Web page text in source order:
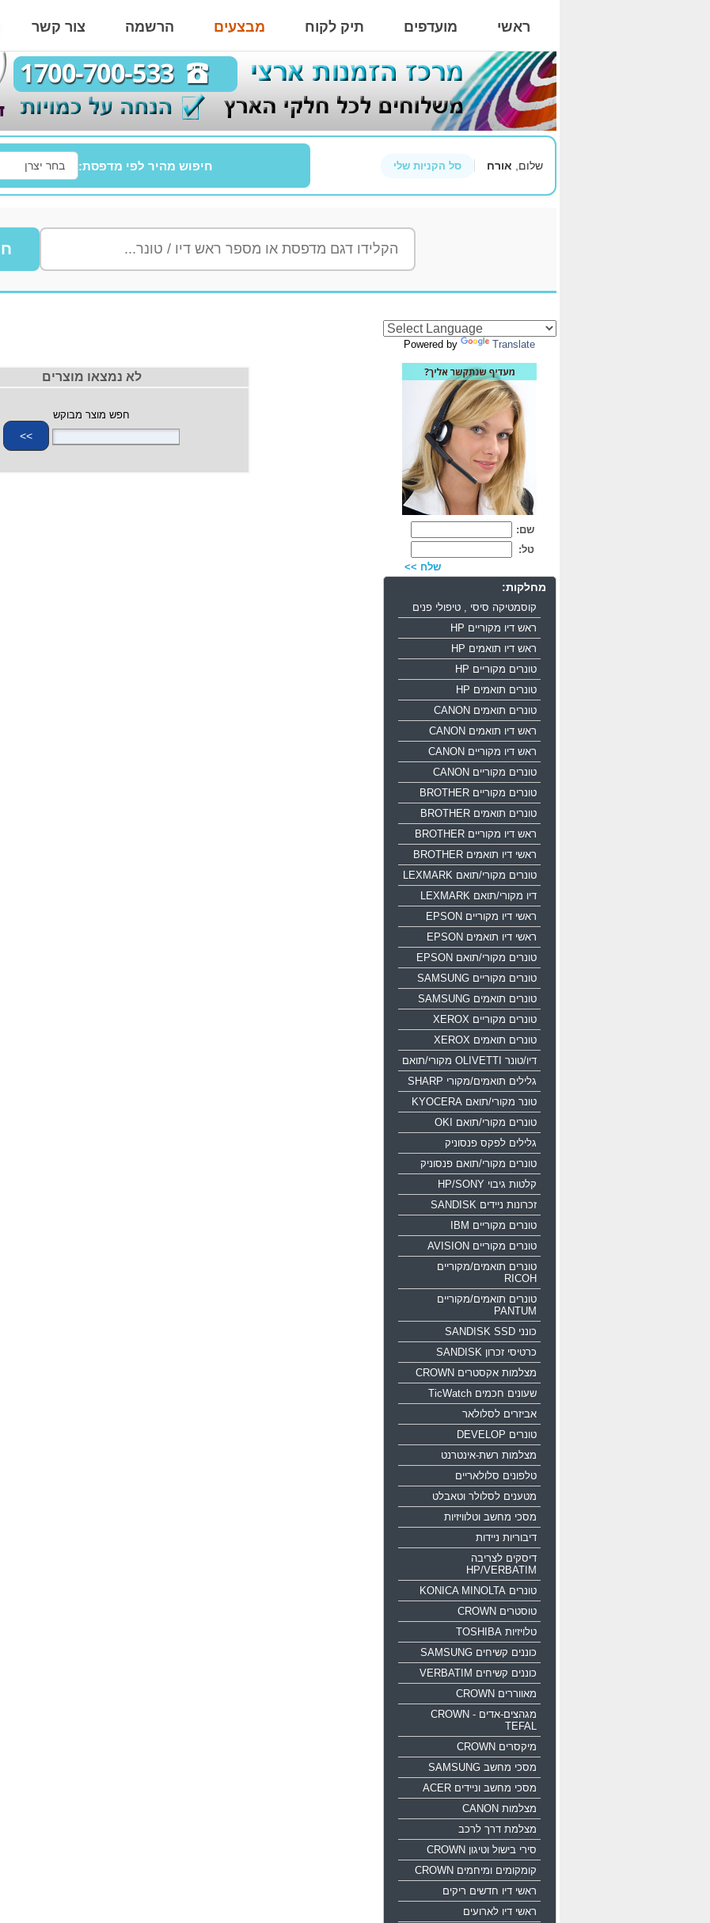
ראשי מועדפים תיק לקוח מבצעים הרשמה צור קשר
שלום, אורח סל הקניות שלי חיפוש מהיר לפי מדפסת:
לא נמצאו מוצרים
חפש מוצר מבוקש
Powered by Translate
שם:
טל:
שלח >>
מחלקות:
קוסמטיקה סיסי , טיפולי פנים
ראש דיו מקוריים HP
ראש דיו תואמים HP
טונרים מקוריים HP
טונרים תואמים HP
טונרים תואמים CANON
ראש דיו תואמים CANON
ראש דיו מקוריים CANON
טונרים מקוריים CANON
טונרים מקוריים BROTHER
טונרים תואמים BROTHER
ראש דיו מקוריים BROTHER
ראשי דיו תואמים BROTHER
טונרים מקורי/תואם LEXMARK
דיו מקורי/תואם LEXMARK
ראשי דיו מקוריים EPSON
ראשי דיו תואמים EPSON
טונרים מקורי/תואם EPSON
טונרים מקוריים SAMSUNG
טונרים תואמים SAMSUNG
טונרים מקוריים XEROX
טונרים תואמים XEROX
דיו/טונר OLIVETTI מקורי/תואם
גלילים תואמים/מקורי SHARP
טונר מקורי/תואם KYOCERA
טונרים מקורי/תואם OKI
גלילים לפקס פנסוניק
טונרים מקורי/תואם פנסוניק
קלטות גיבוי HP/SONY
זכרונות ניידים SANDISK
טונרים מקוריים IBM
טונרים מקוריים AVISION
טונרים תואמים/מקוריים
RICOH
טונרים תואמים/מקוריים
PANTUM
כונני SANDISK SSD
כרטיסי זכרון SANDISK
מצלמות אקסטרים CROWN
שעונים חכמים TicWatch
אביזרים לסלולאר
טונרים DEVELOP
מצלמות רשת-אינטרנט
טלפונים סלולאריים
מטענים לסלולר וטאבלט
מסכי מחשב וטלוויזיות
דיבוריות ניידות
דיסקים לצריבה
HP/VERBATIM
טונרים KONICA MINOLTA
טוסטרים CROWN
טלויזיות TOSHIBA
כוננים קשיחים SAMSUNG
כוננים קשיחים VERBATIM
מאווררים CROWN
מגהצים-אדים CROWN -
TEFAL
מיקסרים CROWN
מסכי מחשב SAMSUNG
מסכי מחשב וניידים ACER
מצלמות CANON
מצלמת דרך לרכב
סירי בישול וטיגון CROWN
קומקומים ומיחמים CROWN
ראשי דיו חדשים ריקים
ראשי דיו לארועים